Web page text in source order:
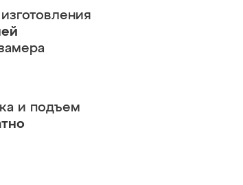
и подъем